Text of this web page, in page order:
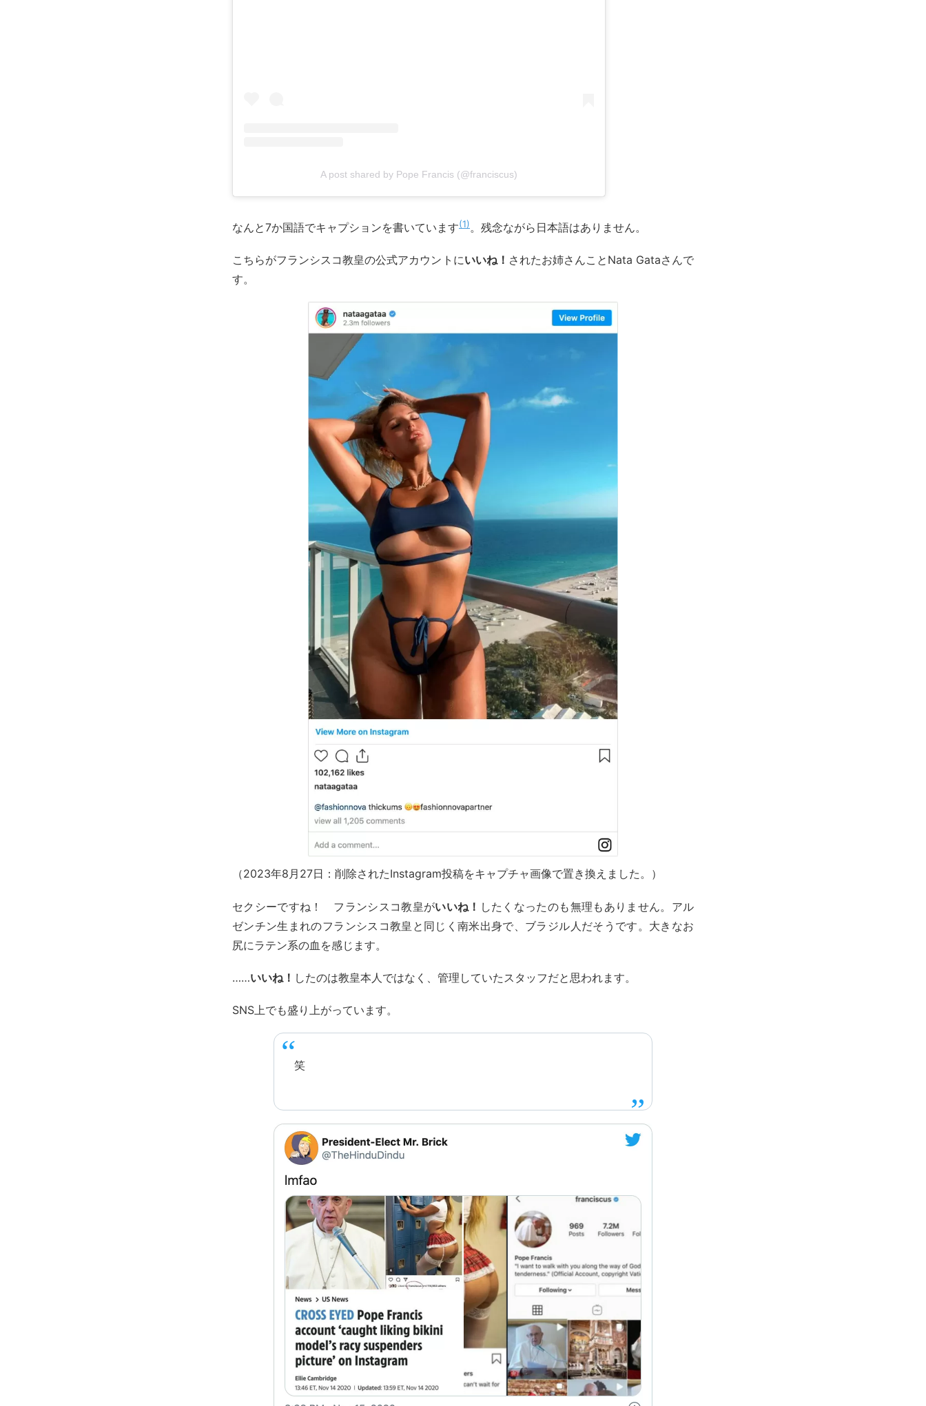
A post shared by Pope Francis (@franciscus)
なんと7か国語でキャプションを書いています 1 。残念ながら日本語はありません。
こちらがフランシスコ教皇の公式アカウントにいいね！ されたお姉さんことNata Gataさんで
す。
（2023年8月27日：削除されたInstagram投稿をキャプチャ画像で置き換えました。）
セクシーですね！ フランシスコ教皇がいいね！ したくなったのも無理もありません。アル
ゼンチン生まれのフランシスコ教皇と同じく南米出身で、ブラジル人だそうです。大きなお
尻にラテン系の血を感じます。
……いいね！ したのは教皇本人ではなく、管理していたスタッフだと思われます。
SNS上でも盛り上がっています。
笑